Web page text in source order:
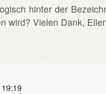
hinter der
wird? Vielen Dank,